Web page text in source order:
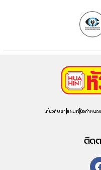
เกี่ยวกับเรา แผนที่ ข้อกำหนดแ
ติดต